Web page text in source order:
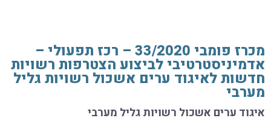
מכרז פומבי 33/2020 – רכז תפעולי –
אדמיניסטרטיבי לביצוע הצטרפות רשויות
חדשות לאיגוד ערים אשכול רשויות גליל
מערבי
איגוד ערים אשכול רשויות גליל מערבי